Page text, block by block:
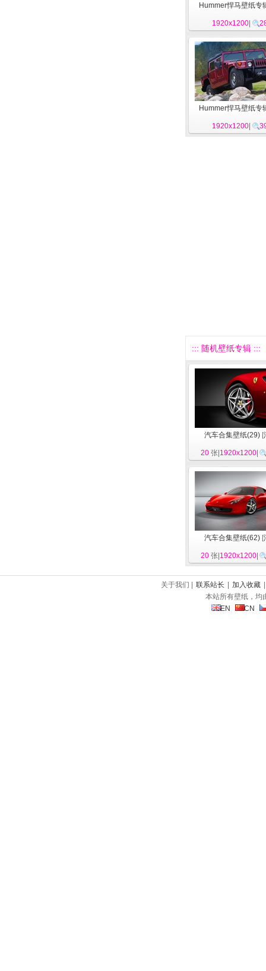
Hummer悍马壁纸专
1920x1200
Hummer悍马壁纸专
1920x1200
::: 随机壁纸专辑 :::
汽车合集壁纸(29) [
20 张| 1920x1200
汽车合集壁纸(62) [
20 张| 1920x1200
关于我们 | 联系站长 加入收藏
本站所有壁纸，均
EN
CN